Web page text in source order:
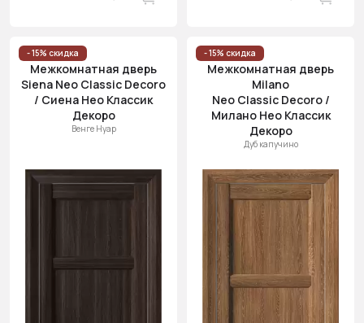
- 15% скидка
Межкомнатная дверь
Siena Neo Classic Decoro
/ Сиена Нео Классик
Декоро
Венге Нуар
- 15% скидка
Межкомнатная дверь
Milano
Neo Classic Decoro /
Милано Нео Классик
Декоро
Дуб капучино